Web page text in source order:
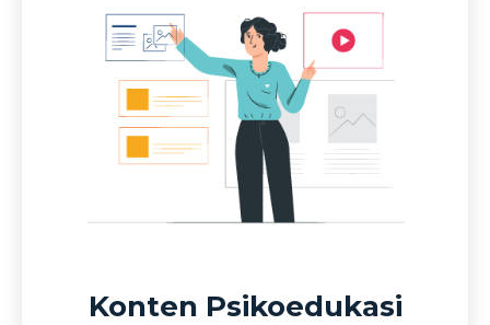
Konten Psikoedukasi